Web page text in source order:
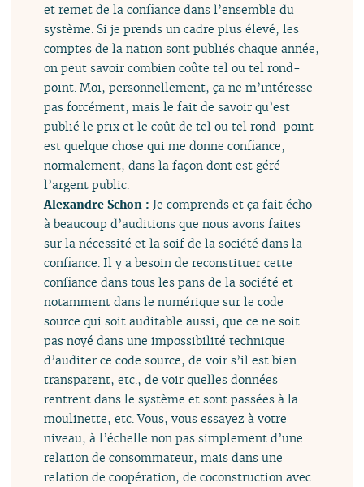
et remet de la confiance dans l’ensemble du
système. Si je prends un cadre plus élevé, les
comptes de la nation sont publiés chaque année,
on peut savoir combien coûte tel ou tel rond-
point. Moi, personnellement, ça ne m’intéresse
pas forcément, mais le fait de savoir qu’est
publié le prix et le coût de tel ou tel rond-point
est quelque chose qui me donne confiance,
normalement, dans la façon dont est géré
l’argent public.
Alexandre Schon :Je comprends et ça fait écho
à beaucoup d’auditions que nous avons faites
sur la nécessité et la soif de la société dans la
confiance. Il y a besoin de reconstituer cette
confiance dans tous les pans de la société et
notamment dans le numérique sur le code
source qui soit auditable aussi, que ce ne soit
pas noyé dans une impossibilité technique
d’auditer ce code source, de voir s’il est bien
transparent, etc., de voir quelles données
rentrent dans le système et sont passées à la
moulinette, etc. Vous, vous essayez à votre
niveau, à l’échelle non pas simplement d’une
relation de consommateur, mais dans une
relation de coopération, de coconstruction avec